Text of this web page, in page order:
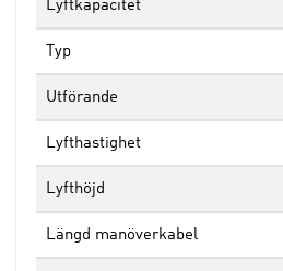
Lyftkapacitet
Typ
Utförande
Lyfthastighet
Lyfthöjd
Längd manöverkabel